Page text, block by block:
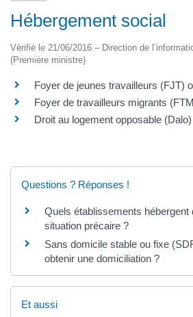
Hébergement social
Vérifié le 21/06/2016 – Direction de
(Première ministre)
Foyer de jeunes travailleurs (FJT)
Foyer de travailleurs migrants
Droit au logement opposable (Dalo)
Questions ? Réponses !
Quels établissements hébergent
situation précaire ?
Sans domicile stable ou fixe
obtenir une domiciliation ?
Et aussi